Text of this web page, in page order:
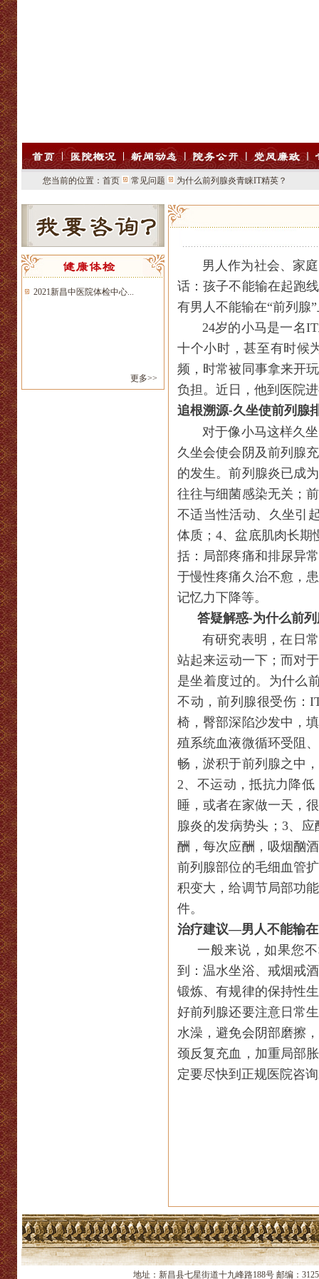
您当前的位置： 首页 常见问题 为什么前列腺炎青睐IT精英？
2021新昌中医院体检中心...
更多>>
男人作为社会、家
话：孩子不能输在起跑
有男人不能输在“前列腺
24岁的小马是一名IT
十个小时，甚至有时候
频，时常被同事拿来开
负担。近日，他到医院
追根溯源-久坐使前列腺
对于像小马这样久
久坐会使会阴及前列腺
的发生。前列腺炎已成
往往与细菌感染无关；
不适当性活动、久坐引
体质；4、盆底肌肉长期
括：局部疼痛和排尿异
于慢性疼痛久治不愈，
记忆力下降等。
答疑解惑-为什么前
有研究表明，在日
站起来运动一下；而对
是坐着度过的。为什么
不动，前列腺很受伤：
椅，臀部深陷沙发中，
殖系统血液微循环受阻
畅，淤积于前列腺之中
2、不运动，抵抗力降低
睡，或者在家做一天，
腺炎的发病势头； 3、应
酬，每次应酬，吸烟酗
前列腺部位的毛细血管
积变大，给调节局部功
件。
治疗建议—男人不能输
一般来说，如果您
到：温水坐浴、戒烟戒
锻炼、有规律的保持性
好前列腺还要注意日常
水澡，避免会阴部磨擦
颈反复充血，加重局部
定要尽快到正规医院咨
地址：新昌县七星街道十九峰路188号 邮编：